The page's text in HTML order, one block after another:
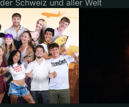
Schweiz und aller Welt